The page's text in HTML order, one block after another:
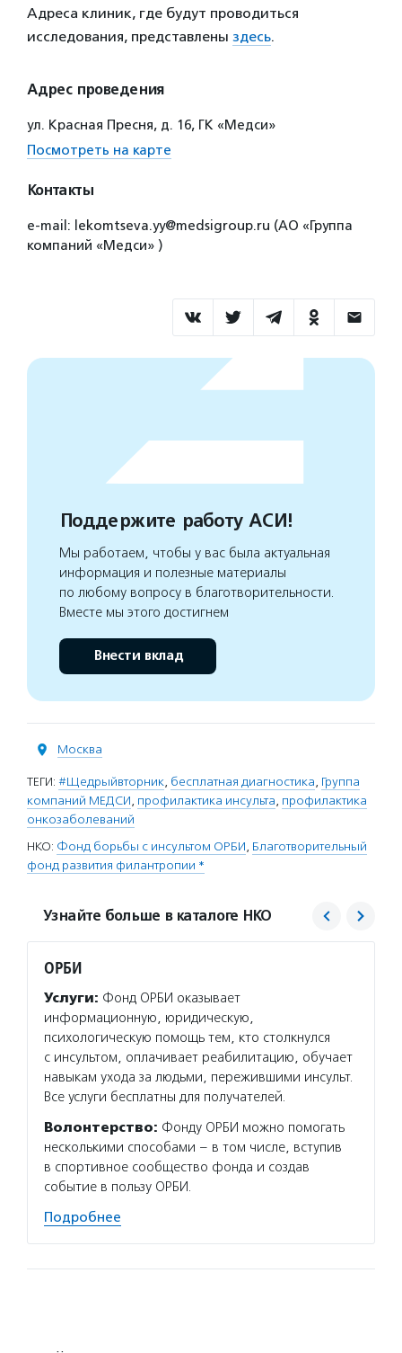
Адреса клиник, где будут проводиться
исследования, представлены здесь.
Адрес проведения
ул. Красная Пресня, д. 16, ГК «Медси»
Посмотреть на карте
Контакты
e-mail: lekomtseva.yy@medsigroup.ru (АО «Группа
компаний «Медси» )
Поддержите работу АСИ!
Мы работаем, чтобы у вас была актуальная
информация и полезные материалы
по любому вопросу в благотворительности.
Вместе мы этого достигнем
Внести вклад
Москва
ТЕГИ: #Щедрыйвторник, бесплатная диагностика, Группа
компаний МЕДСИ, профилактика инсульта, профилактика
онкозаболеваний
НКО: Фонд борьбы с инсультом ОРБИ, Благотворительный
фонд развития филантропии *
Узнайте больше в каталоге НКО
ОРБИ
Услуги: Фонд ОРБИ оказывает
информационную, юридическую,
психологическую помощь тем, кто столкнулся
с инсультом, оплачивает реабилитацию, обучает
навыкам ухода за людьми, пережившими инсульт.
Все услуги бесплатны для получателей.
Волонтерство: Фонду ОРБИ можно помогать
несколькими способами – в том числе, вступив
в спортивное сообщество фонда и создав
событие в пользу ОРБИ.
Подробнее